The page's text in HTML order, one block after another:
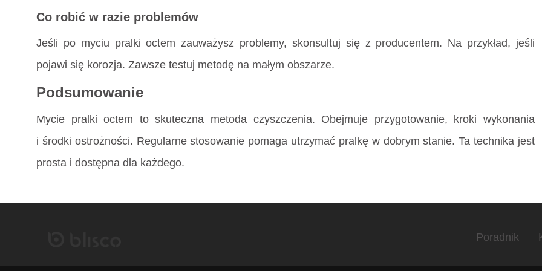
Co robić w razie problemów
Jeśli po myciu pralki octem zauważysz problemy, skonsultuj się z producentem. Na przykład, jeśli
pojawi się korozja. Zawsze testuj metodę na małym obszarze.
Podsumowanie
Mycie pralki octem to skuteczna metoda czyszczenia. Obejmuje przygotowanie, kroki wykonania
i środki ostrożności. Regularne stosowanie pomaga utrzymać pralkę w dobrym stanie. Ta technika jest
prosta i dostępna dla każdego.
Poradnik